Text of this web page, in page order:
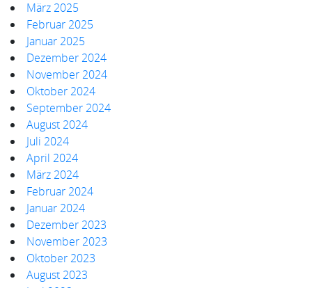
März 2025
Februar 2025
Januar 2025
Dezember 2024
November 2024
Oktober 2024
September 2024
August 2024
Juli 2024
April 2024
März 2024
Februar 2024
Januar 2024
Dezember 2023
November 2023
Oktober 2023
August 2023